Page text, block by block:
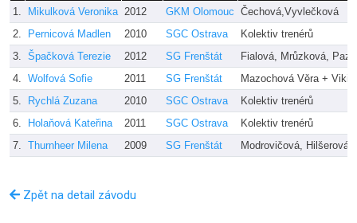
1.
Mikulková Veronika 2012 GKM Olomouc Čechová,Vyvlečková
2.
Pernicová Madlen 2010 SGC Ostrava
Kolektiv trenérů
3. Špačková Terezie 2012 SG Frenštát
Fialová, Mrůzková,
4. Wolfová Sofie 2011 SG Frenštát
Mazochová Věra + Viki.
5.
Rychlá Zuzana 2010 SGC Ostrava
Kolektiv trenérů
6.
Holaňová Kateřina 2011 SGC Ostrava
Kolektiv trenérů
7. Thurnheer Milena 2009 SG Frenštát Modrovičová, Hilšerová
Zpět na detail závodu